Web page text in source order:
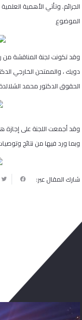
الجرائم. وتأتي الأهمية
الموضوع
وقد تكونت لجنة المناقشة من
دويك ، والممتحن الخارجي
الحقوق الدكتور محمد
وقد أجمعت اللجنة على إجازة
وبما ورد فيها من نتائج
شارك المقال عبر: